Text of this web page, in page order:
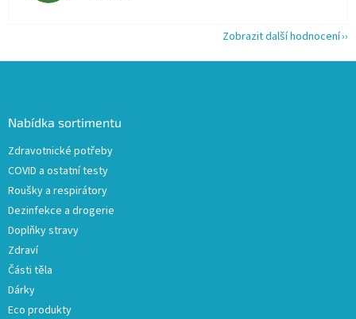
Zobrazit další hodnocení
Nabídka sortimentu
Zdravotnické potřeby
COVID a ostatní testy
Roušky a respirátory
Dezinfekce a drogerie
Doplňky stravy
Zdraví
Části těla
Dárky
Eco produkty